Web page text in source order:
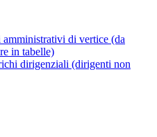
amministrativi di vertice (da
in tabelle)
dirigenziali (dirigenti non